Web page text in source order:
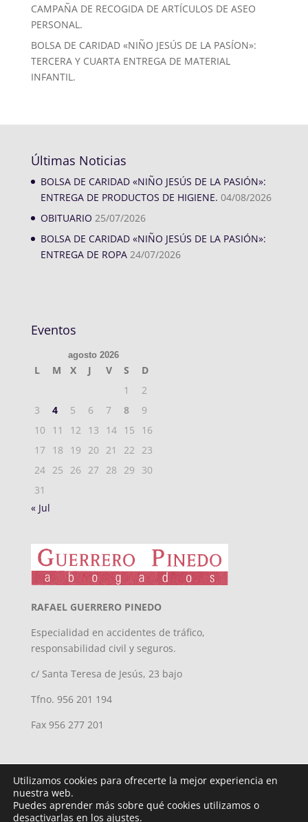
CAMPAÑA DE RECOGIDA DE ARTÍCULOS DE ASEO
PERSONAL.
BOLSA DE CARIDAD «NIÑO JESÚS DE LA PASÍON»:
TERCERA Y CUARTA ENTREGA DE MATERIAL
INFANTIL.
Últimas Noticias
BOLSA DE CARIDAD «NIÑO JESÚS DE LA PASIÓN»:
ENTREGA DE PRODUCTOS DE HIGIENE. 04/08/2026
OBITUARIO 25/07/2026
BOLSA DE CARIDAD «NIÑO JESÚS DE LA PASIÓN»:
ENTREGA DE ROPA 24/07/2026
Eventos
agosto 2026
L M X J V S
D
1
2
3
4 5 6 7 8
9
10
11 12 13 14 15
16
17
18 19 20 21 22
23
24 25 26 27 28 29
30
31
« Jul
RAFAEL GUERRERO PINEDO
Especialidad en accidentes de tráfico,
responsabilidad civil y seguros.
c/ Santa Teresa de Jesús, 23 bajo
Tfno. 956 201 194
Fax 956 277 201
Utilizamos cookies para ofrecerte la mejor experiencia en
nuestra web.
Puedes aprender más sobre qué cookies utilizamos o
desactivarlas en los ajustes.